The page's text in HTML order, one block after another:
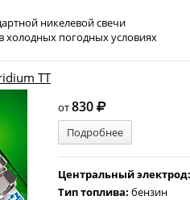
никелевой свечи
холодных погодных условиях
TT
от830
Подробнее
Центральный электрод:
Тип топлива: бензин